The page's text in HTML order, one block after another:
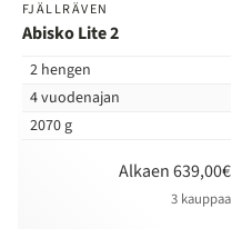
FJÄLLRÄVEN
Abisko Lite 2
2 hengen
4 vuodenajan
2070 g
Alkaen 639,00€
3 kauppaa